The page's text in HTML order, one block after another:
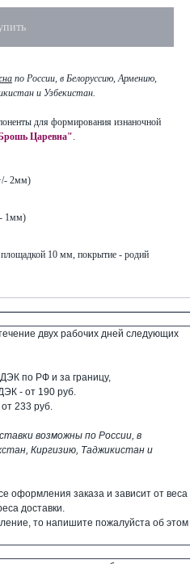
по России, в Белоруссию, Армению,
и Узбекистан.
для формирования изнаночной
Царевна".
2мм)
1мм)
10 мм, покрытие - родий
двух рабочих дней следующих
по РФ и за границу,
- от 190 руб.
233 руб.
возможны по России, в
Киргизию, Таджикистан и
оформления заказа и зависит от веса
доставки.
то напишите пожалуйста об этом